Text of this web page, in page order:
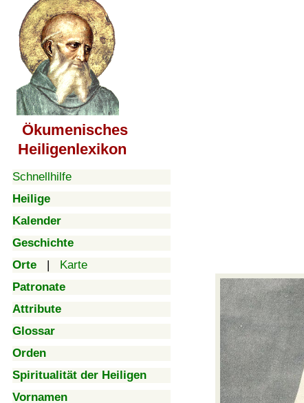
Ökumenisches
Heiligenlexikon
Schnellhilfe
Heilige
Kalender
Geschichte
Orte | Karte
Patronate
Attribute
Glossar
Orden
Spiritualität der Heiligen
Vornamen